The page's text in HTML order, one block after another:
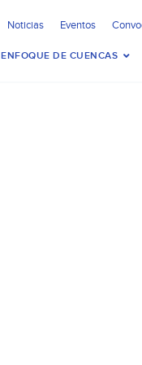
Noticias Eventos
ENFOQUE DE CUENCAS